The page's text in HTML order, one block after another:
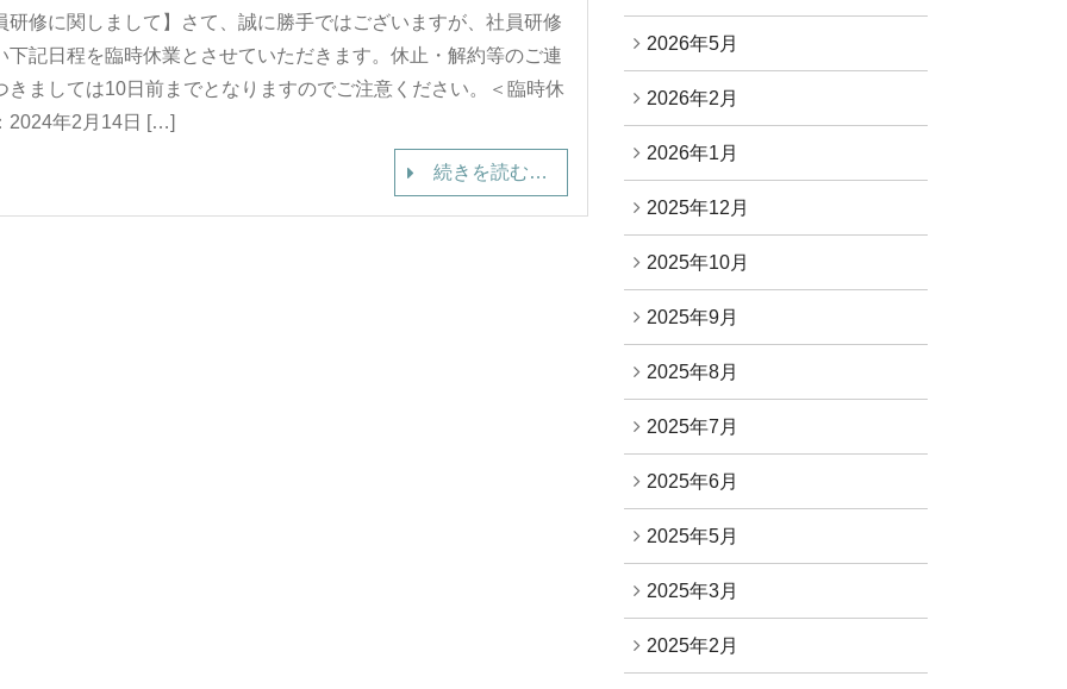
研修に関しまして】さて、誠に勝手ではございますが、社員研修
下記日程を臨時休業とさせていただきます。休止・解約等のご連
きましては10日前までとなりますのでご注意ください。＜臨時休
2024年2月14日 […]
続きを読む…
2026年5月
2026年2月
2026年1月
2025年12月
2025年10月
2025年9月
2025年8月
2025年7月
2025年6月
2025年5月
2025年3月
2025年2月